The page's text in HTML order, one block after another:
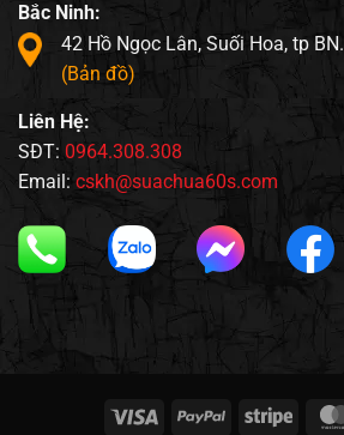
Bắc Ninh:
42 Hồ Ngọc Lân, Suối Hoa, tp BN.
(Bản đồ)
Liên Hệ:
SĐT: 0964.308.308
Email: cskh@suachua60s.com
Visa PayPal Stripe